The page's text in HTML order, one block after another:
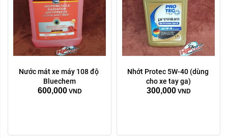
Nước mát xe máy 108 độ
Bluechem
600,000 VND
Nhớt Protec 5W-40 (dùng
cho xe tay ga)
300,000 VND
Dung tích:
50ml
250ml